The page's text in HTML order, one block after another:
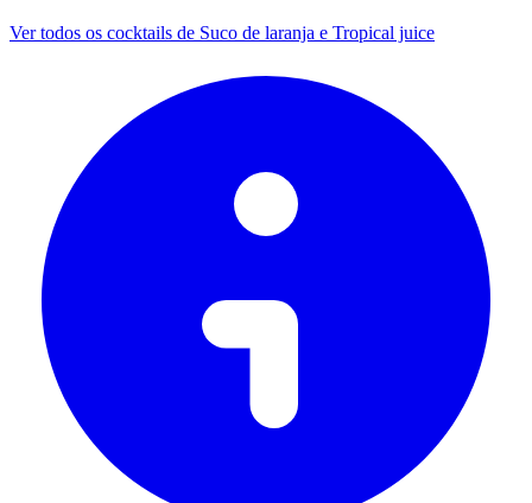
Ver todos os cocktails de Suco de laranja e Tropical juice